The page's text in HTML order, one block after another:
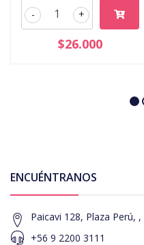
+
-
$26.000
ENCUÉNTRANOS
Paicavi 128, Plaza Perú,
+56 9 2200 3111